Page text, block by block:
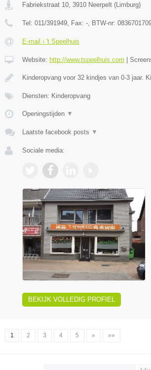
Fabriekstraat 10 3910 Neerpelt (Limburg)
Tel: 011/391949 , Fax: - , BTW-nr:
E-mail › 't Speelhuis
Website: http://www.tspeelhuis.com |
Kinderopvang voor 32 kindjes van 0-3 jaar.
Diensten: Kinderopvang
Openingstijden ▼
Laatste facebook posts ▼
Sociale media:
BEKIJK VOLLEDIG PROFIEL
1 2 3 4 5 » »»